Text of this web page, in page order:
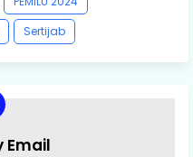
Sertijab
Email